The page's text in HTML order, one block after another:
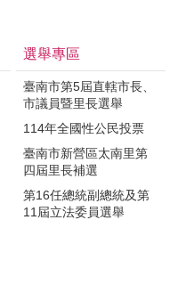
選舉專區
臺南市第5屆直轄市長、
市議員暨里長選舉
114年全國性公民投票
臺南市新營區太南里第
四屆里長補選
第16任總統副總統及第
11屆立法委員選舉